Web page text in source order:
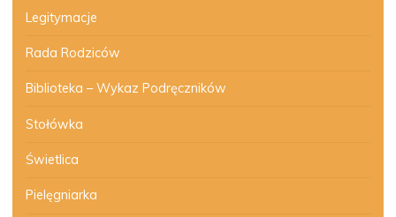
Legitymacje
Rada Rodziców
Biblioteka – Wykaz Podręczników
Stołówka
Świetlica
Pielęgniarka